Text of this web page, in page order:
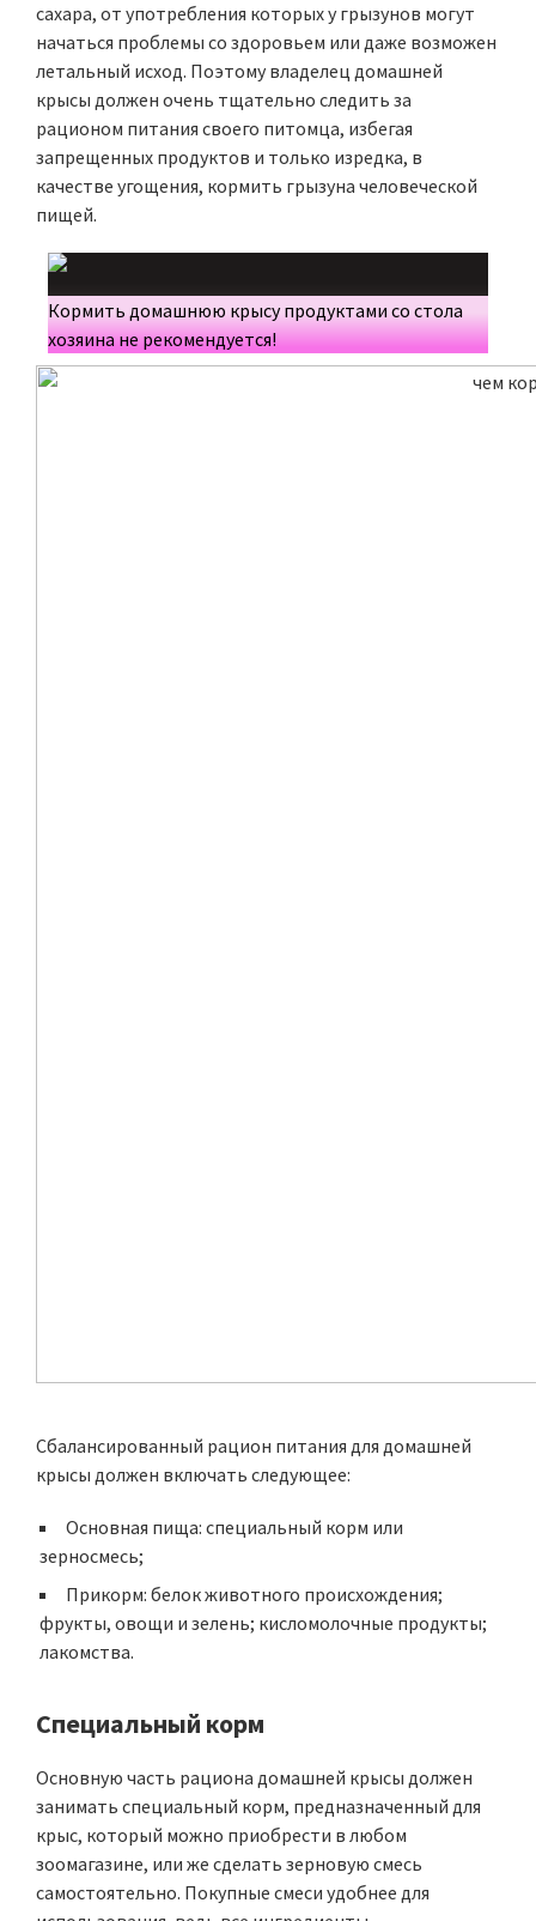
сахара, от употребления которых у грызунов могут
начаться проблемы со здоровьем или даже возможен
летальный исход. Поэтому владелец домашней
крысы должен очень тщательно следить за
рационом питания своего питомца, избегая
запрещенных продуктов и только изредка, в
качестве угощения, кормить грызуна человеческой
пищей.
Кормить домашнюю крысу продуктами со стола
хозяина не рекомендуется!
Сбалансированный рацион питания для домашней
крысы должен включать следующее:
Основная пища: специальный корм или
зерносмесь;
Прикорм: белок животного происхождения;
фрукты, овощи и зелень; кисломолочные продукты;
лакомства.
Специальный корм
Основную часть рациона домашней крысы должен
занимать специальный корм, предназначенный для
крыс, который можно приобрести в любом
зоомагазине, или же сделать зерновую смесь
самостоятельно. Покупные смеси удобнее для